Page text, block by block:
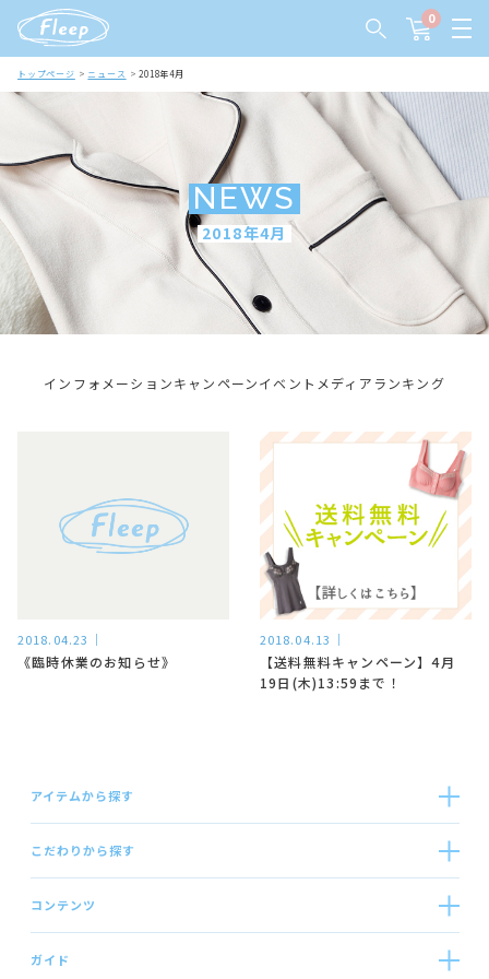
0
トップページ ニュース 2018年4月
NEWS
2018年4月
インフォメーションキャンペーンイベント メディア ランキング
2018.04.23
《臨時休業のお知らせ》
2018.04.13
【送料無料キャンペーン】4月
19日(木)13:59まで！
アイテムから探す
こだわりから探す
コンテンツ
ガイド